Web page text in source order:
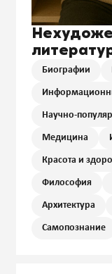
Биографии
Научно-
Медицина
Красота и
Философия
Архитектура
Самопознание